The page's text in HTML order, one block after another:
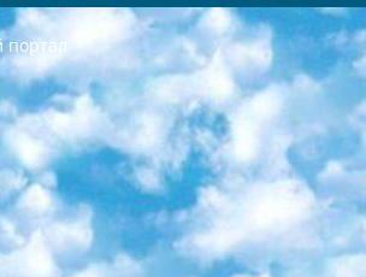
портал
в целях тестирования Экзамены (далее – экзамены) состоят из предметов, перечисленных в приложении 1. будет сделано. 7. Экзамены пройдут с 26 мая по 15 июня 2024 г. (кроме науки физического воспитания). 8. Физическая для учащихся 9 классов общесредних образовательных учреждений. Экзамены по предмету «Образование, квалификация медицина» 1-6 мая 2024 года. сотрудники перевести под присмотр (с отклонениями в физическом или умственном развитии) специализированная школа для детей, школы-интернаты и со сколиозом школы-интернаты санаторного типа для больных детей исключены). 9. Он был слепым, слабовидящим и имел нарушения опорно-двигательного аппарата. экзамены в специализированных школах и интернатах для детей должны проводиться исходя из требований, предъявляемых к общеобразовательным учреждениям (физкультура кроме науки). 10. Специализированная школа для глухих и слабослышащих детей. и экзамены в интернатах и быть реализован в виде письменного теста по математике. 11. Специальность для умственно отсталых детей. Для 9 класса Родной язык и литературное письмо Государственный язык (язык обучения – узбекский). для неклассов) написано Математическое письмо Письменная/устная история Узбекистана Физическое воспитание практично Итоговый контроль Для 11 класса Написание родного языка и литературы (эссе) Математическое письмо Узбекский язык (обучение на узбекском языке) не посещающее общее среднее образование для учреждений)/Образовательное учреждение выбор письменный и устный Иностранный язык письменный/устный Письменная/устная история Узбекистана *По выбору студента:  Химия  Физика  Основы государственного права  География 10 бесплатных образовательных ресурсов - Мы составили подборку онлайн-проектов с интерактивными упражнениями, видеолекциями и статьями. Они помогут вам обрести новые и освежить старые знания бесплатно. 1. «ИНТУИТ» Старейшая образовательная площадка Рунета. Здесь вы найдёте сотни текстовых и видеокурсов на десятки различных тем — от программирования до психологии. Многие курсы подготовлены российскими университетами и крупными международными компаниями вроде Intel и Microsoft. Самостоятельное обучение бесплатное, но желающие могут оплатить услуги персональных наставников. 2. «Смартия» знакомит с актуальными профессиями и подсказывает, как им обучаться. Выбрав заинтересовавшую вас специальность — SMM-специалист, фотограф, веб-дизайнер или другую, — увидите список необходимых для неё умений. Чтобы вы могли освоить их самостоятельно, для каждого умения площадка отображает подборку ссылок на учебные материалы. Хотя «Смартия» ориентируется на русскоязычную аудиторию, часть контента всё же доступна только на английском. 3. «Лекторий Физтеха» Проект Московского физико-технического института (Физтеха). С его помощью вы можете смотреть онлайн серии лекций, записанные на видео в этом вузе. В числе доступных предметов — физика, биология, химия, информационные технологии и другие. К некоторым лекциям администрация ресурса прилагает готовые конспекты, которые можно скачивать в PDF-формате. 4. ITMOcourses Онлайн-площадка Санкт-Петербургского национального исследовательского университета информационных технологий, механики и оптики (ИТМО). Ресурс предоставляет свободный доступ к курсам, разработанным в этом вузе. Каталог материалов разбит на четыре категории: «Оптические системы и технологии», «Приборостроение и робототехника», «Информационные технологии» и «Биотехнологии». Курсы состоят из видеолекций, интерактивных демонстраций и заданий. 5. «КиберЛенинка» Электронная научная библиотека открытого доступа. Каталог площадки регулярно обрастает текстами статей из различных научных изданий. Сгруппированные по журналам и рубрикам публикации можно читать онлайн или скачивать целиком в PDF-формате. Проект нацелен на популяризацию науки за счёт открытого доступа к качественной информации. 6. «ПостНаука» На этом ресурсе публикуют подборки видеолекций, составленные экспертами из разных отраслей и объединённые общими темами. Среди них, к примеру, есть серии «Биоинформатика и геномика», «Культура средневековой Скандинавии» и Cinema Studies о теории кино. Каждая подборка лекций — логически связанная история, рассказанная экспертом от первого лица. Кроме того, на сайте появляются научно-образовательные статьи и тесты на разные темы. 7. «Newочём» Команда проекта «Newочём» отбирает самые интересные тексты из англоязычных СМИ и переводит те из них, за которые голосуют участники сообщества «ВКонтакте». По большей части это научно-популярные статьи. Редакторы придумывают лишь заголовки, в остальном содержание переводов соответствует оригиналам. Полные тексты можно читать прямо в социальной сети. 8. InternetUrok Онлайн-база материалов по основным дисциплинам школьной программы. Информация на сайте структурирована по классам, предметам и темам (урокам). Каждый урок состоит из видеолекций и конспектов. Есть также интерактивные тренажёры и тесты для закрепления пройденного материала. Даже если вы давно окончили школу, возможность повторить программу старших классов всегда может пригодиться. 9. Edutainme Ещё один ресурс об образовании. В отличие от Newtonew, как мне кажется, Edutainme больше ориентируется на представителей индустрии: педагогов, предпринимателей, разработчиков образовательных проектов. Но и любой, кто просто стремится к саморазвитию, найдёт на сайте много полезного и интересного для себя. Например, информацию о новых курсах и образовательных сервисах. 10. Newtonew Онлайн-медиа об образовании и обучении в широком смысле. Авторы Newtonew пишут об инструментах, заведениях, тактиках и стратегиях, которые помогают учить других и получать новые знания самостоятельно. На этой площадке вы найдёте новости, обзоры, аналитические мат